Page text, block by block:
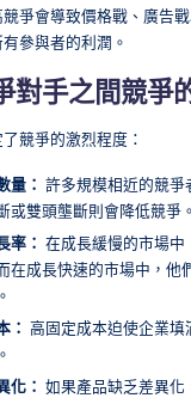
爭會導致價格戰、廣告
參與者的利潤。
對手之間競爭
競爭的激烈程度：
量： 許多規模相近的競爭
或雙頭壟斷則會降低競爭。
率： 在成長緩慢的市場
在成長快速的市場中，他
： 高固定成本迫使企業
化： 如果產品缺乏差異化